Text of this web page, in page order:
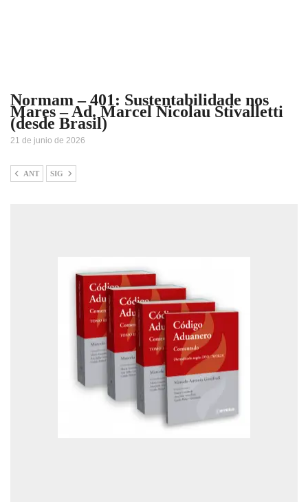
Normam – 401: Sustentabilidade nos
Mares – Ad. Marcel Nicolau Stivalletti
(desde Brasil)
21 de junio de 2026
ANT SIG